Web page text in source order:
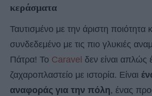
κεράσματα
Ταυτισμένο με την άριστη ποιότητα
συνδεδεμένο με τις πιο γλυκιές
Πάτρα! Το Caravel δεν είναι απλώς
ζαχαροπλαστείο με ιστορία. Είναι
αναφοράς για την πόλη, ένας